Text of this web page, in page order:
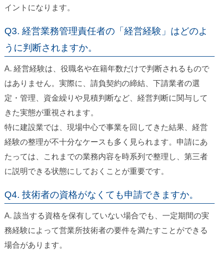
イントになります。
Q3. 経営業務管理責任者の「経営経験」はどのよ
うに判断されますか。
A. 経営経験は、役職名や在籍年数だけで判断されるもので
はありません。実際に、請負契約の締結、下請業者の選
定・管理、資金繰りや見積判断など、経営判断に関与して
きた実態が重視されます。
特に建設業では、現場中心で事業を回してきた結果、経営
経験の整理が不十分なケースも多く見られます。申請にあ
たっては、これまでの業務内容を時系列で整理し、第三者
に説明できる状態にしておくことが重要です。
Q4. 技術者の資格がなくても申請できますか。
A. 該当する資格を保有していない場合でも、一定期間の実
務経験によって営業所技術者の要件を満たすことができる
場合があります。